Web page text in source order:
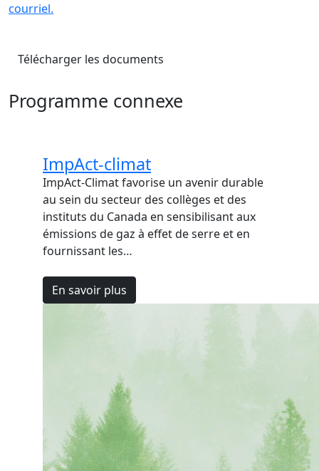
courriel.
Télécharger les documents
Programme connexe
ImpAct-climat
ImpAct-Climat favorise un avenir durable
au sein du secteur des collèges et des
instituts du Canada en sensibilisant aux
émissions de gaz à effet de serre et en
fournissant les…
En savoir plus